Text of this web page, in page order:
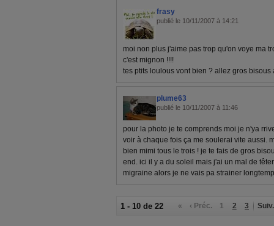
frasy
publié le 10/11/2007 à 14:21
moi non plus j'aime pas trop qu'on voye ma
c'est mignon !!!!
tes ptits loulous vont bien ? allez gros bisous
plume63
publié le 10/11/2007 à 11:46
pour la photo je te comprends moi je n'ya
voir à chaque fois ça me soulerai vite aussi.
bien mimi tous le trois ! je te fais de gros
end. ici il y a du soleil mais j'ai un mal de
migraine alors je ne vais pa strainer
1 - 10 de 22 « ‹ Préc. 1 2 3 Suiv.